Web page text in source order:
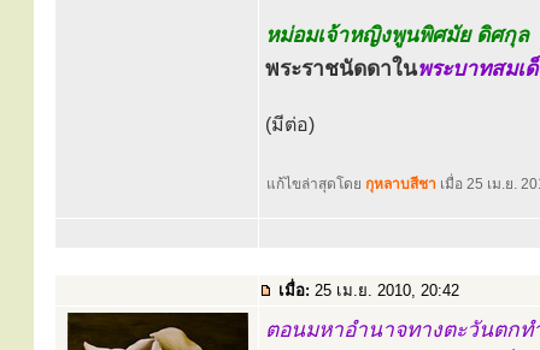
หม่อมเจ้าหญิงพูนพิศมัย ดิศกุล
พระราชนัดดาในพระบาทสมเ
(มีต่อ)
แก้ไขล่าสุดโดย กุหลาบสีชา เมื่อ 25 เม.ย.
เมื่อ: 25 เม.ย. 2010, 20:42
ตอนมหาอำนาจทางตะวันตก